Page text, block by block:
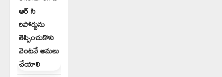
ఆర్ సి
రిపోర్టును
తెప్పించుకొని
వెంటనే అమలు
చేయాలి